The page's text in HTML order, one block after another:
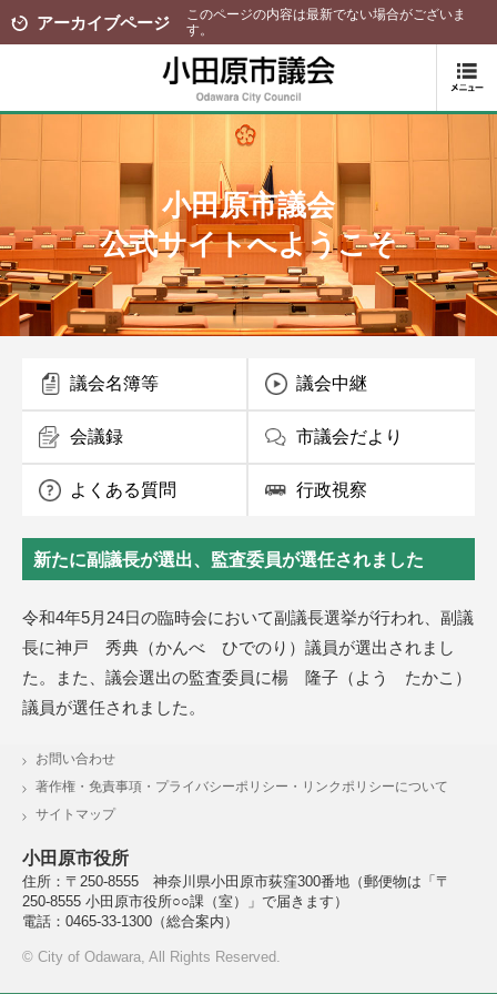
アーカイブページ
このページの内容は最新でない場合がございま
す。
小田原市議会
公式サイトへようこそ
新たに副議長が選出、監査委員が選任されました
令和4年5月24日の臨時会において副議長選挙が行われ、副議
長に神戸 秀典（かんべ ひでのり）議員が選出されまし
た。また、議会選出の監査委員に楊 隆子（よう たかこ）
議員が選任されました。
議会名簿等 議会中継
会議録 市議会だより
よくある質問 行政視察
お問い合わせ
著作権・免責事項・プライバシーポリシー・リンクポリシーについて
サイトマップ
小田原市役所
住所：〒250-8555 神奈川県小田原市荻窪300番地 （郵便物は「〒
250-8555 小田原市役所○○課（室）」で届きます）
電話：0465-33-1300（総合案内）
© City of Odawara, All Rights Reserved.